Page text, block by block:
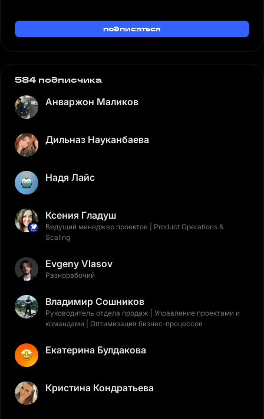
подписаться
584 подписчика
Анваржон Маликов
Дильназ Науканбаева
Надя Лайс
Ксения Гладуш
Ведущий менеджер проектов | Product Operations &
Scaling
Evgeny Vlasov
Разнорабочий
Владимир Сошников
Руководитель отдела продаж | Управление проектами и
командами | Оптимизация бизнес-процессов
Екатерина Булдакова
Кристина Кондратьева